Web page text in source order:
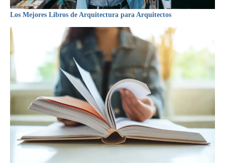
Los Mejores Libros de Arquitectura para Arquitectos